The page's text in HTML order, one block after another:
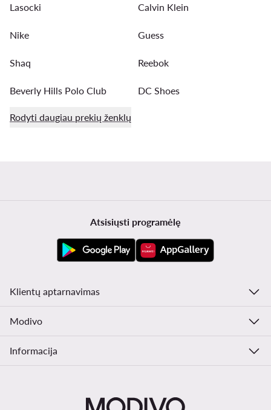
Lasocki Calvin Klein
Nike Guess
Shaq Reebok
Beverly Hills Polo Club DC Shoes
Rodyti daugiau prekių ženklų
Atsisiųsti programėlę
Klientų aptarnavimas
Modivo
Informacija